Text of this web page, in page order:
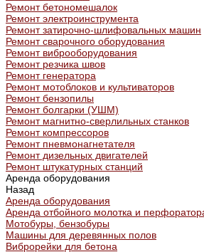
Ремонт бетономешалок
Ремонт электроинструмента
Ремонт затирочно-шлифовальных машин
Ремонт сварочного оборудования
Ремонт виброоборудования
Ремонт резчика швов
Ремонт генератора
Ремонт мотоблоков и культиваторов
Ремонт бензопилы
Ремонт болгарки (УШМ)
Ремонт магнитно-сверлильных станков
Ремонт компрессоров
Ремонт пневмонагнетателя
Ремонт дизельных двигателей
Ремонт штукатурных станций
Аренда оборудования
Назад
Аренда оборудования
Аренда отбойного молотка и
Мотобуры, бензобуры
Машины для деревянных полов
Виброрейки для бетона